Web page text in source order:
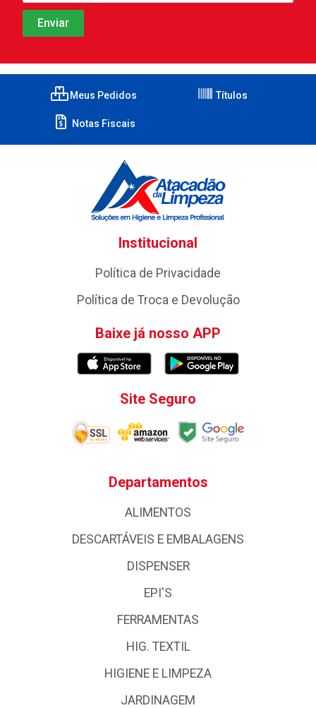
Meus Pedidos Títulos
Notas Fiscais
Institucional
Política de Privacidade
Política de Troca e Devolução
Baixe já nosso APP
Site Seguro
Departamentos
ALIMENTOS
DESCARTÁVEIS E EMBALAGENS
DISPENSER
EPI'S
FERRAMENTAS
HIG. TEXTIL
HIGIENE E LIMPEZA
JARDINAGEM